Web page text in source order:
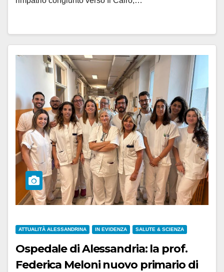
ATTUALITÀ ALESSANDRINA IN EVIDENZA SALUTE & SCIENZA
Ospedale di Alessandria: la prof.
Federica Meloni nuovo primario di